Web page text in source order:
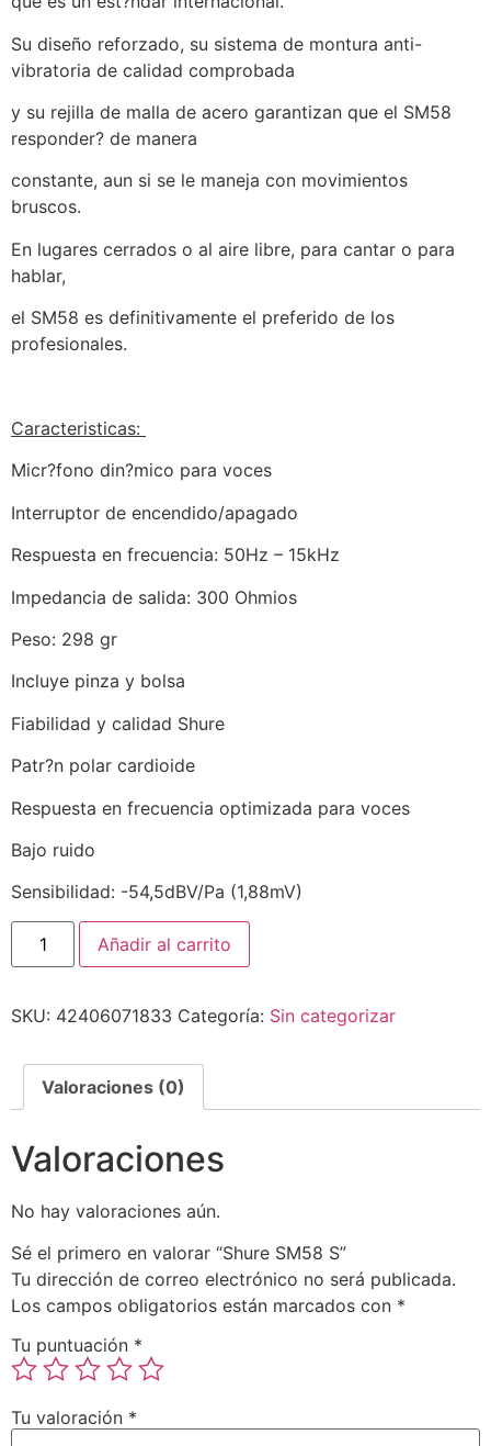
Su diseño reforzado, su sistema de montura anti-
vibratoria de calidad comprobada
y su rejilla de malla de acero garantizan que el SM58
responder? de manera
constante, aun si se le maneja con movimientos
bruscos.
En lugares cerrados o al aire libre, para cantar o para
hablar,
el SM58 es definitivamente el preferido de los
profesionales.
Caracteristicas:
Micr?fono din?mico para voces
Interruptor de encendido/apagado
Respuesta en frecuencia: 50Hz – 15kHz
Impedancia de salida: 300 Ohmios
Peso: 298 gr
Incluye pinza y bolsa
Fiabilidad y calidad Shure
Patr?n polar cardioide
Respuesta en frecuencia optimizada para voces
Bajo ruido
Sensibilidad: -54,5dBV/Pa (1,88mV)
Añadir al carrito
SKU: 42406071833 Categoría: Sin categorizar
Valoraciones (0)
Valoraciones
No hay valoraciones aún.
Sé el primero en valorar “Shure SM58 S”
Tu dirección de correo electrónico no será publicada.
Los campos obligatorios están marcados con *
Tu puntuación *
Tu valoración *